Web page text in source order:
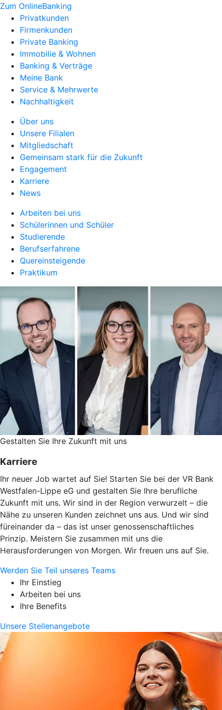
Zum OnlineBanking
Privatkunden
Firmenkunden
Private Banking
Immobilie & Wohnen
Banking & Verträge
Meine Bank
Service & Mehrwerte
Nachhaltigkeit
Über uns
Unsere Filialen
Mitgliedschaft
Gemeinsam stark für die Zukunft
Engagement
Karriere
News
Arbeiten bei uns
Schülerinnen und Schüler
Studierende
Berufserfahrene
Quereinsteigende
Praktikum
Gestalten Sie Ihre Zukunft mit uns
Karriere
Ihr neuer Job wartet auf Sie! Starten Sie bei der VR Bank
Westfalen-Lippe eG und gestalten Sie Ihre berufliche
Zukunft mit uns. Wir sind in der Region verwurzelt – die
Nähe zu unseren Kunden zeichnet uns aus. Und wir sind
füreinander da – das ist unser genossenschaftliches
Prinzip. Meistern Sie zusammen mit uns die
Herausforderungen von Morgen. Wir freuen uns auf Sie.
Werden Sie Teil unseres Teams
Ihr Einstieg
Arbeiten bei uns
Ihre Benefits
Unsere Stellenangebote